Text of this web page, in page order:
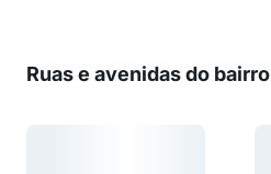
Ruas e avenidas do bairro